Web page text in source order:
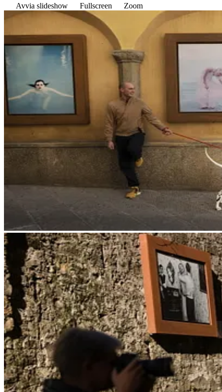
Avvia slideshow
Fullscreen Zoom